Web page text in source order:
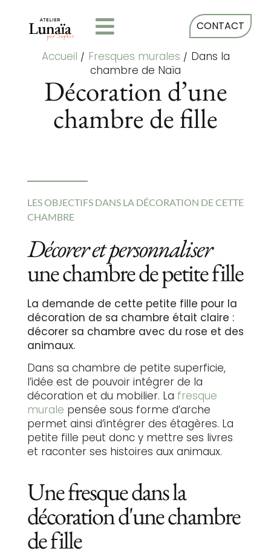
CONTACT
Accueil / Fresques murales / Dans la
chambre de Naïa
Décoration d’une
chambre de fille
LES OBJECTIFS DANS LA DÉCORATION DE CETTE
CHAMBRE
Décorer et personnaliser
une chambre de petite fille
La demande de cette petite fille pour la
décoration de sa chambre était claire :
décorer sa chambre avec du rose et des
animaux.
Dans sa chambre de petite superficie,
l’idée est de pouvoir intégrer de la
décoration et du mobilier. La fresque
murale pensée sous forme d’arche
permet ainsi d’intégrer des étagères. La
petite fille peut donc y mettre ses livres
et raconter ses histoires aux animaux.
Une fresque dans la
décoration d'une chambre
de fille